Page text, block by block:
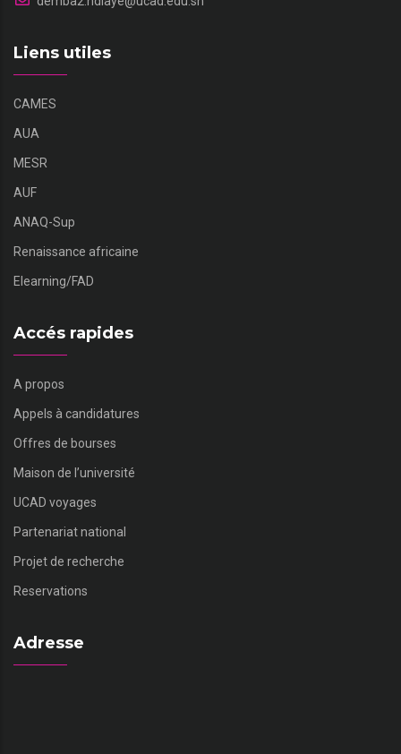
Liens utiles
CAMES
AUA
MESR
AUF
ANAQ-Sup
Renaissance africaine
Elearning/FAD
Accés rapides
A propos
Appels à candidatures
Offres de bourses
Maison de l’université
UCAD voyages
Partenariat national
Projet de recherche
Reservations
Adresse